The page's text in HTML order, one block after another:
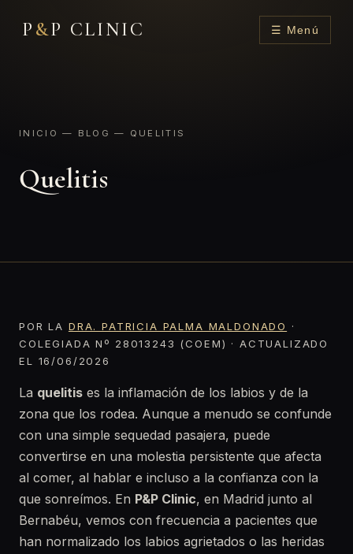
P &P CLINIC ☰ Menú
INICIO — BLOG — QUELITIS
Quelitis
POR LA DRA. PATRICIA PALMA MALDONADO
·
COLEGIADA Nº 28013243 (COEM) · ACTUALIZADO
EL 16/06/2026
La quelitis es la inflamación de los labios y de la
zona que los rodea. Aunque a menudo se confunde
con una simple sequedad pasajera, puede
convertirse en una molestia persistente que afecta
al comer, al hablar e incluso a la confianza con la
que sonreímos. En P&P Clinic, en Madrid junto al
Bernabéu, vemos con frecuencia a pacientes que
han normalizado los labios agrietados o las heridas